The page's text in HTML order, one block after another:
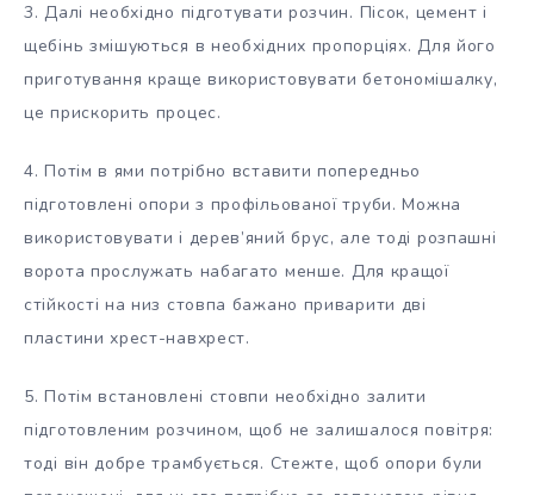
3. Далі необхідно підготувати розчин. Пісок, цемент і
щебінь змішуються в необхідних пропорціях. Для його
приготування краще використовувати бетономішалку,
це прискорить процес.
4. Потім в ями потрібно вставити попередньо
підготовлені опори з профільованої труби. Можна
використовувати і дерев’яний брус, але тоді розпашні
ворота прослужать набагато менше. Для кращої
стійкості на низ стовпа бажано приварити дві
пластини хрест-навхрест.
5. Потім встановлені стовпи необхідно залити
підготовленим розчином, щоб не залишалося повітря:
тоді він добре трамбується. Стежте, щоб опори були